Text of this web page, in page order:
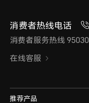
消费者热线电话
消费者服务热线 95030
在线客服
推荐产品